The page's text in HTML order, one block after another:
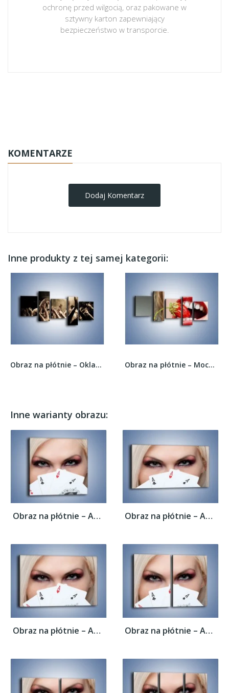
ochronę przed wilgocią, oraz pakowane w
sztywny karton zapewniający
bezpieczeństwo w transporcie.
KOMENTARZE
Dodaj Komentarz
Inne produkty z tej samej kategorii:
Obraz na płótnie – Oklaski na koncercie –... Obraz na płótnie – Mocny chwyt zębami –...
Inne warianty obrazu:
Obraz na płótnie – As w kobiecej dłoni –... Obraz na płótnie – As w kobiecej dłoni –...
Obraz na płótnie – As w kobiecej dłoni –... Obraz na płótnie – As w kobiecej dłoni –...